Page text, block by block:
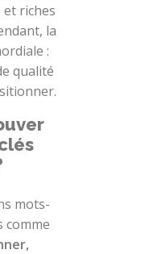
riches
la
:
qualité
mots-
comme